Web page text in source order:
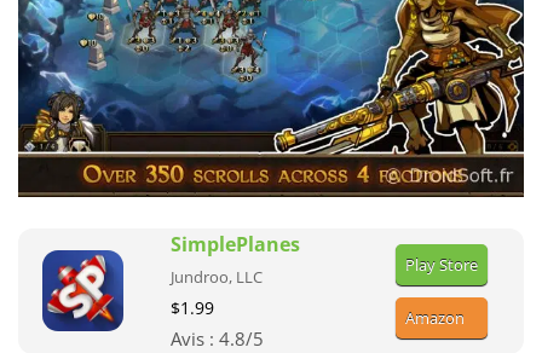
SimplePlanes
Jundroo, LLC
$1.99
Avis : 4.8/5
Play Store
Amazon